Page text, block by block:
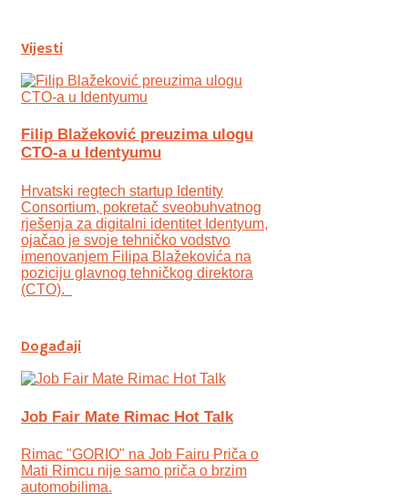
Vijesti
Filip Blažeković preuzima ulogu
CTO-a u Identyumu
Hrvatski regtech startup Identity
Consortium, pokretač sveobuhvatnog
rješenja za digitalni identitet Identyum,
ojаčao je svoje tehničko vodstvo
imenovanjem Filipa Blažekovića na
poziciju glavnog tehničkog direktora
(CTO).
Događaji
Job Fair Mate Rimac Hot Talk
Rimac "GORIO" na Job Fairu Priča o
Mati Rimcu nije samo priča o brzim
automobilima.